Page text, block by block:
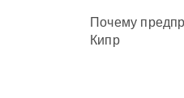
Почему
Кипр